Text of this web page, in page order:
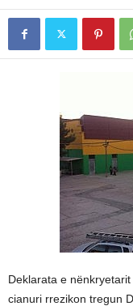
Deklarata e
cianuri rrezikon tregun